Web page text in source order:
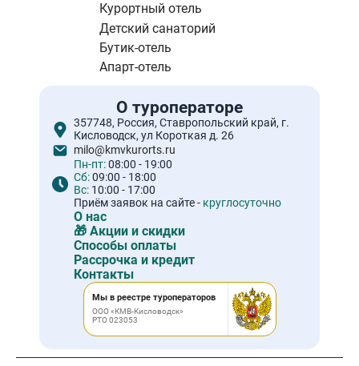
Курортный отель
Детский санаторий
Бутик-отель
Апарт-отель
О туроператоре
357748, Россия, Ставропольский край, г.
Кисловодск, ул Короткая д. 26
milo@kmvkurorts.ru
Пн-пт:08:00 - 19:00
Сб:09:00 - 18:00
Вс: 10:00 - 17:00
Приём заявок на сайте - круглосуточно
О нас
🎁 Акции и скидки
Способы оплаты
Рассрочка и кредит
Контакты
Мы в реестре туроператоров
ООО «КМВ-Кисловодск»
РТО 023053